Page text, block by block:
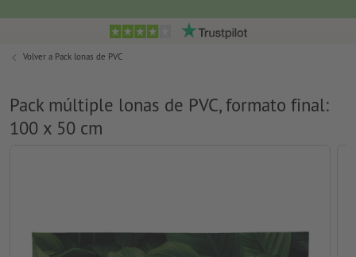
Volver a Pack lonas de PVC
Pack múltiple lonas de PVC, formato final:
100 x 50 cm